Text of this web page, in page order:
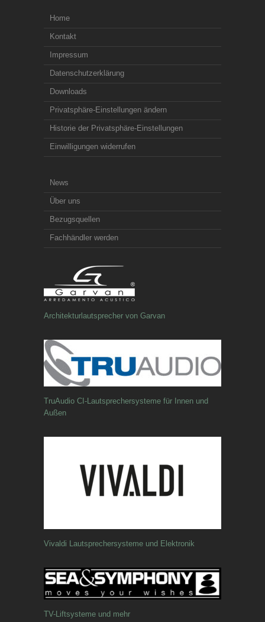
Home
Kontakt
Impressum
Datenschutzerklärung
Downloads
Privatsphäre-Einstellungen ändern
Historie der Privatsphäre-Einstellungen
Einwilligungen widerrufen
News
Über uns
Bezugsquellen
Fachhändler werden
Architekturlautsprecher von Garvan
TruAudio CI-Lautsprechersysteme für Innen und
Außen
Vivaldi Lautsprechersysteme und Elektronik
TV-Liftsysteme und mehr